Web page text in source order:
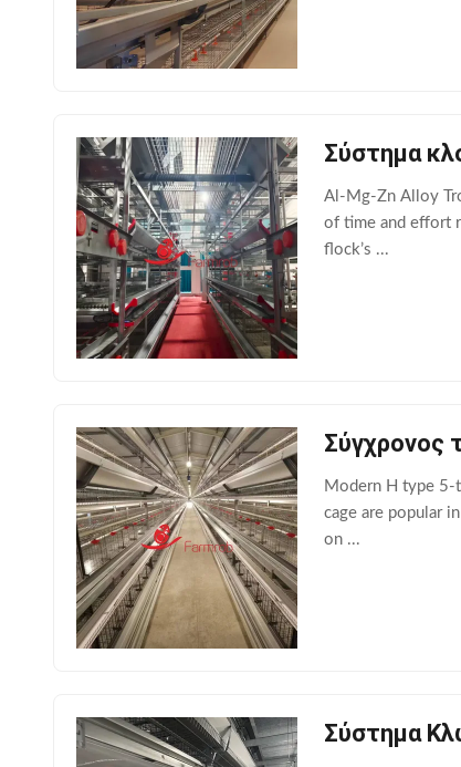
Σύστημα
Al-Mg-Zn Alloy
of time and effort
flock’s ...
Σύγχρονος
Modern H type 5-
cage are popular
on ...
Σύστημα